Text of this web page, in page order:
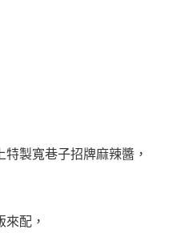
製寬巷子招牌麻辣醬，
配，